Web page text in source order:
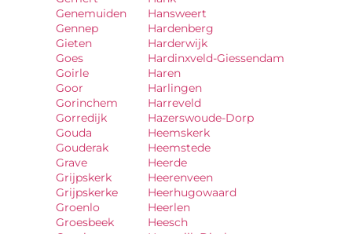
Genemuiden
Gennep
Gieten
Goes
Goirle
Goor
Gorinchem
Gorredijk
Gouda
Gouderak
Grave
Grijpskerk
Grijpskerke
Groenlo
Groesbeek
Hansweert
Hardenberg
Harderwijk
Hardinxveld-Giessendam
Haren
Harlingen
Harreveld
Hazerswoude-Dorp
Heemskerk
Heemstede
Heerde
Heerenveen
Heerhugowaard
Heerlen
Heesch